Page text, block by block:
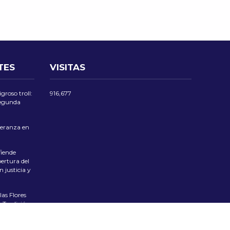
troll:
en
del
justicia y
Flores
Tradición
VISITAS
916,677